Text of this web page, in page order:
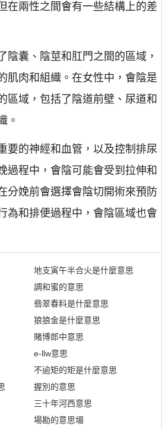
在兩性之間會有一些結構上的差
陰囊、陰莖和肛門之間的區域，
肌肉和組織。在女性中，會陰是
區域，包括了陰道前壁、尿道和
。
要的神經和血管，以及控制排尿
過程中，會陰可能會受到拉伸和
分娩前會選擇會陰切開術來預防
為和排便過程中，會陰區域也會
地支寅午半合火是什麼意思
調和蜜的意思
翡翠春料是什麼意思
狼狼金是什麼意思
賭博郎中意思
e-llw意思
不逾矩的矩是什麼意思
握別的意思
三十年河西意思
場勘的意思堳